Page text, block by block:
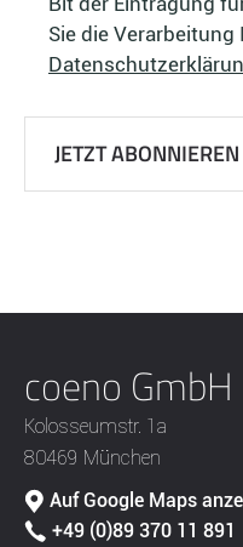
Sie die
coeno GmbH
Kolosseumstr. 1a
80469 München
Auf Google Maps
+49 (0)89 370 11 891